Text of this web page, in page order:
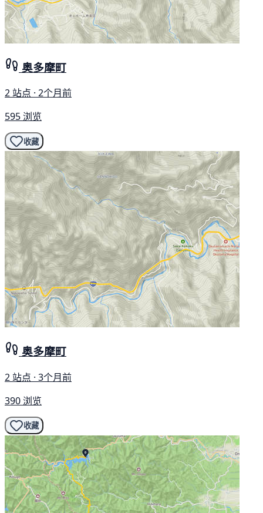
奥多摩町
2 站点 · 2个月前
595 浏览
收藏
奥多摩町
2 站点 · 3个月前
390 浏览
收藏